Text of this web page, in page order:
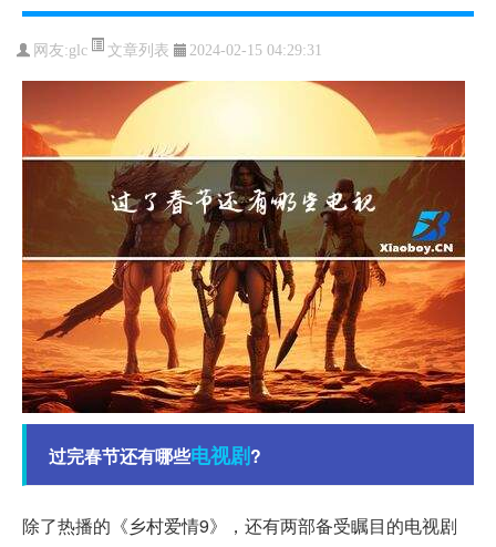
网友:glc 文章列表 2024-02-15 04:29:31
过完春节还有哪些电视剧?
除了热播的《乡村爱情9》，还有两部备受瞩目的电视剧